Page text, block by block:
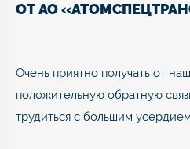
ОТ АО
Очень приятно получать от
положительную обратную
трудиться с большим